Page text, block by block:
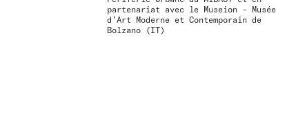
partenariat avec le Museion – Musée
d’Art Moderne et Contemporain de
Bolzano (IT)